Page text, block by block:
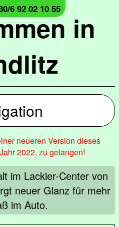
in
6 92 02 10 55
neueren Version dieses
2022, zu gelangen!
im Lackier-Center von
neuer Glanz für mehr
im Auto.